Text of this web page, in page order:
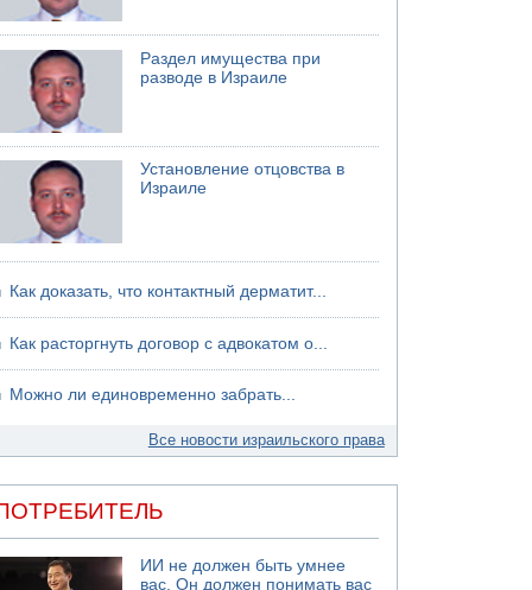
ранения в результате нападения на
Левински в Тель-Авиве
Раздел имущества при
разводе в Израиле
Установление отцовства в
Израиле
Как доказать, что контактный дерматит...
Как расторгнуть договор с адвокатом о...
Можно ли единовременно забрать...
Все новости израильского права
ИИ не должен быть умнее
вас. Он должен понимать вас